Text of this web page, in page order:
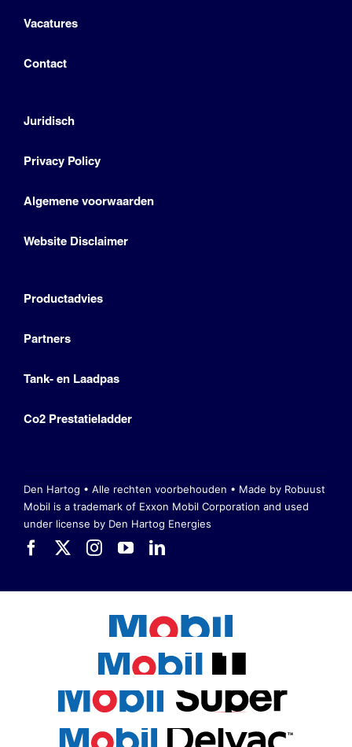
Vacatures
Contact
Juridisch
Privacy Policy
Algemene voorwaarden
Website Disclaimer
Productadvies
Partners
Tank- en Laadpas
Co2 Prestatieladder
Den Hartog • Alle rechten voorbehouden • Made by Robuust
Mobil is a trademark of Exxon Mobil Corporation and used
under license by Den Hartog Energies